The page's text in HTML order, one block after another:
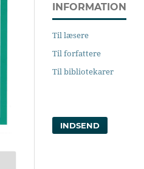
INFORMATION
Til læsere
Til forfattere
Til bibliotekarer
INDSEND